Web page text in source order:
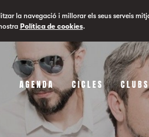
la navegació i millorar els seus serveis
Política de cookies.
AGENDA CICLES CLUBS